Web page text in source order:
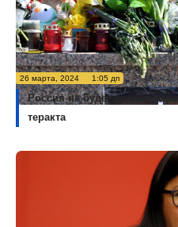
26 марта, 2024 1:05 дп
Россия не будет
теракта